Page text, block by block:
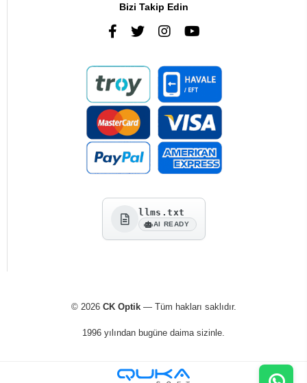
Bizi Takip Edin
llms.txt
AI READY
© 2026 CK Optik— Tüm hakları saklıdır.
1996 yılından bugüne daima sizinle.